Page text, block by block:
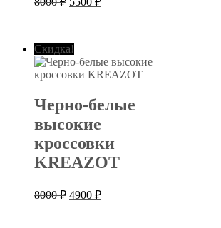
Скидка!
Черно-белые
высокие
кроссовки
KREAZOT
8000₽ Первоначальная
4900 ₽Текущая